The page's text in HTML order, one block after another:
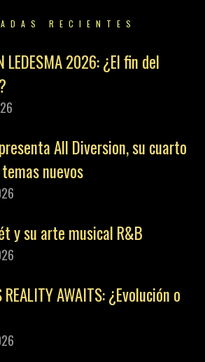
RECIENTES
LEDESMA 2026: ¿El fin del
All Diversion, su cuarto
nuevos
y su arte musical R&B
REALITY AWAITS: ¿Evolución o